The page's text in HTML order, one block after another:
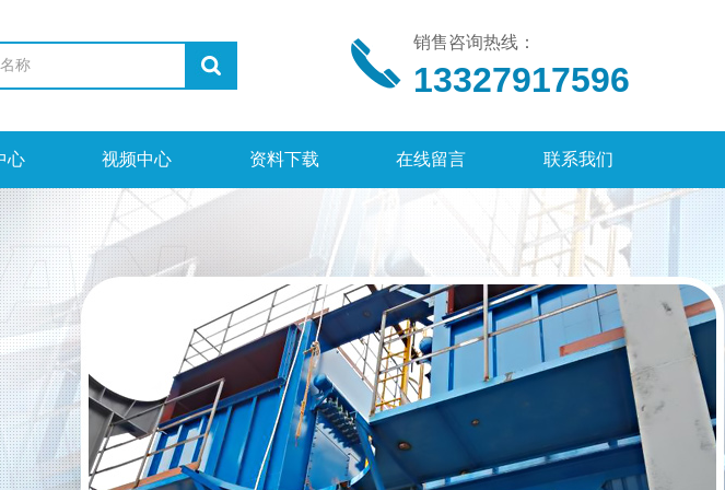
销售咨询热线：
13327917596
心 视频中心 资料下载 在线留言 联系我们